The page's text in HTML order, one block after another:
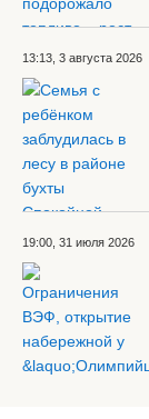
13:13, 3 августа 2026
19:00, 31 июля 2026